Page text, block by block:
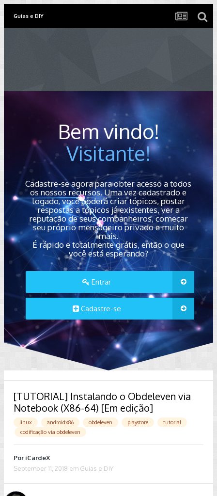
Guias e DIY
Bem vindo!
Visitante!
Cadastre-se agora para obter acesso a todos
os nossos recursos. Uma vez cadastrado e
logado, você poderá criar tópicos, postar
respostas a tópicos já existentes, ver a
reputação de seus companheiros, começar
seu próprio mensageiro privado e muito
mais.
É rápido e totalmente grátis, então o que
você está esperando?
Entrar
Cadastre-se
[TUTORIAL] Instalando o Obdeleven via
Notebook (X86-64) [Em edição]
linux androidx86 obdeleven playstore
tutorial
codificação via obdeleven
Por iCardeX
September 11, 2018 em Guias e DIY